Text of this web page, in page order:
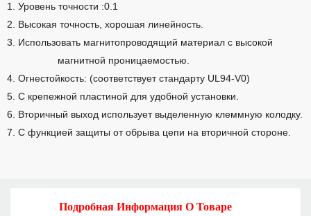
1. Уровень точности :0.1
2. Высокая точность, хорошая линейность.
3. Использовать магнитопроводящий материал с высокой
магнитной проницаемостью.
4. Огнестойкость: (соответствует стандарту UL94-V0)
5. С крепежной пластиной для удобной установки.
6. Вторичный выход использует выделенную клеммную колодку.
7. С функцией защиты от обрыва цепи на вторичной стороне.
Подробная Информация О Товаре